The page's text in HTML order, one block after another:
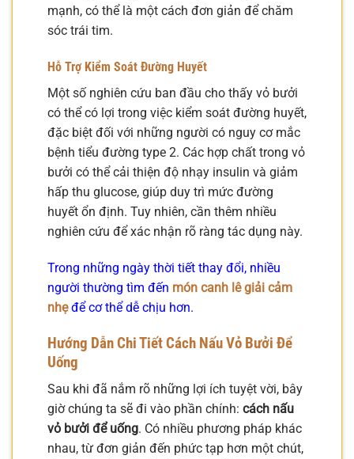
mạnh, có thể là một cách đơn giản để chăm
sóc trái tim.
Hỗ Trợ Kiểm Soát Đường Huyết
Một số nghiên cứu ban đầu cho thấy vỏ bưởi
có thể có lợi trong việc kiểm soát đường huyết,
đặc biệt đối với những người có nguy cơ mắc
bệnh tiểu đường type 2. Các hợp chất trong vỏ
bưởi có thể cải thiện độ nhạy insulin và giảm
hấp thu glucose, giúp duy trì mức đường
huyết ổn định. Tuy nhiên, cần thêm nhiều
nghiên cứu để xác nhận rõ ràng tác dụng này.
Trong những ngày thời tiết thay đổi, nhiều
người thường tìm đến món canh lê giải cảm
nhẹđể cơ thể dễ chịu hơn.
Hướng Dẫn Chi Tiết Cách Nấu Vỏ Bưởi Để
Uống
Sau khi đã nắm rõ những lợi ích tuyệt vời, bây
giờ chúng ta sẽ đi vào phần chính: cách nấu
vỏ bưởi để uống. Có nhiều phương pháp khác
nhau, từ đơn giản đến phức tạp hơn một chút,